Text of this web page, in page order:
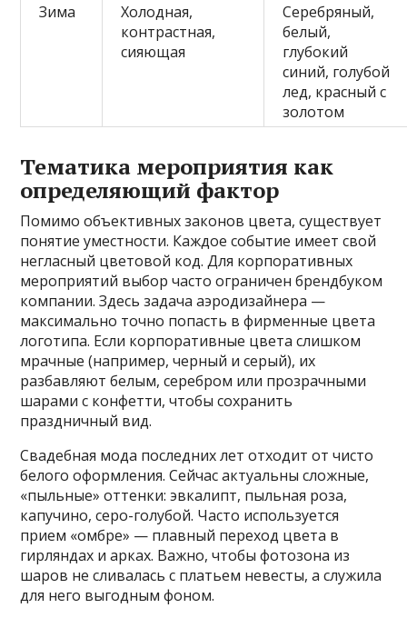
Зима
Холодная,
контрастная,
сияющая
Серебряный,
белый,
глубокий
синий, голубой
лед, красный с
золотом
Тематика мероприятия как
определяющий фактор
Помимо объективных законов цвета, существует
понятие уместности. Каждое событие имеет свой
негласный цветовой код. Для корпоративных
мероприятий выбор часто ограничен брендбуком
компании. Здесь задача аэродизайнера —
максимально точно попасть в фирменные цвета
логотипа. Если корпоративные цвета слишком
мрачные (например, черный и серый), их
разбавляют белым, серебром или прозрачными
шарами с конфетти, чтобы сохранить
праздничный вид.
Свадебная мода последних лет отходит от чисто
белого оформления. Сейчас актуальны сложные,
«пыльные» оттенки: эвкалипт, пыльная роза,
капучино, серо-голубой. Часто используется
прием «омбре» — плавный переход цвета в
гирляндах и арках. Важно, чтобы фотозона из
шаров не сливалась с платьем невесты, а служила
для него выгодным фоном.